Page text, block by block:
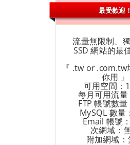
最受歡迎！
流量無限制、
SSD 網站的最
『 .tw or
你用 』
可用空間：
每月可用流量
FTP 帳號數
MySQL 數量
Email 帳號
次網域：
附加網域：